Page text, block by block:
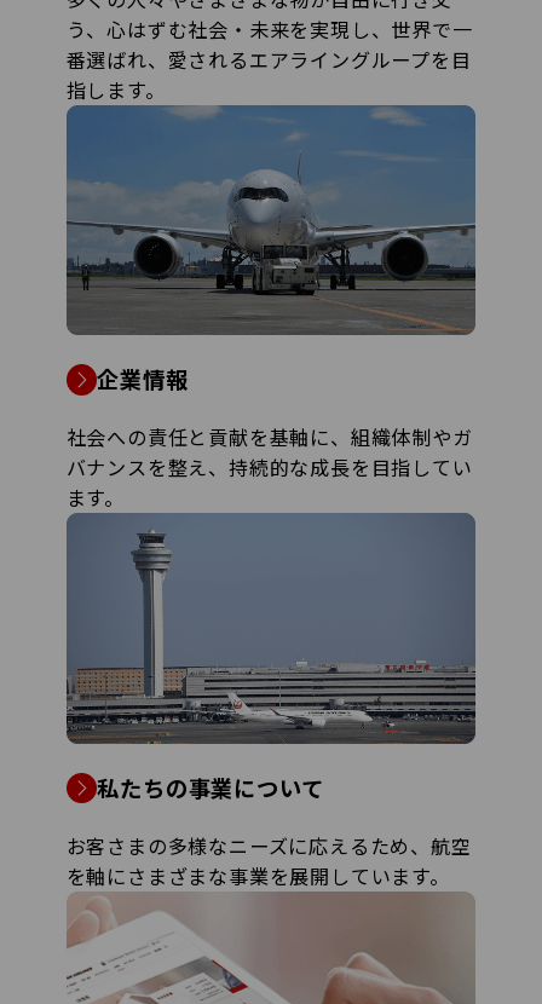
う、心はずむ社会・未来を実現し、世界で一
番選ばれ、愛されるエアライングループを目
指します。
企業情報
社会への責任と貢献を基軸に、組織体制やガ
バナンスを整え、持続的な成長を目指してい
ます。
私たちの事業について
お客さまの多様なニーズに応えるため、航空
を軸にさまざまな事業を展開しています。